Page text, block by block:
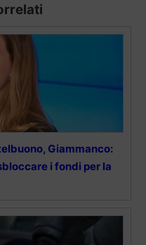
Giammanco:
i fondi per la